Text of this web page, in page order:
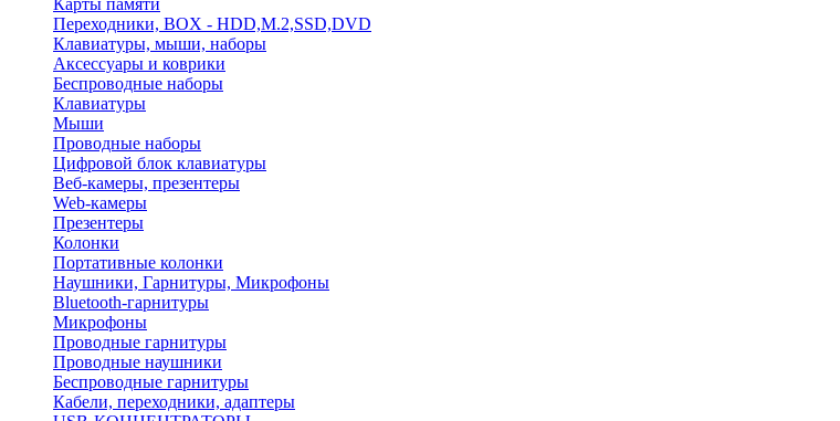
Карты памяти
Переходники, BOX - HDD,M.2,SSD,DVD
Клавиатуры, мыши, наборы
Аксессуары и коврики
Беспроводные наборы
Клавиатуры
Мыши
Проводные наборы
Цифровой блок клавиатуры
Веб-камеры, презентеры
Web-камеры
Презентеры
Колонки
Портативные колонки
Наушники, Гарнитуры, Микрофоны
Bluetooth-гарнитуры
Микрофоны
Проводные гарнитуры
Проводные наушники
Беспроводные гарнитуры
Кабели, переходники, адаптеры